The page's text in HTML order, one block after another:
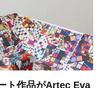
ト作品がArtec Eva